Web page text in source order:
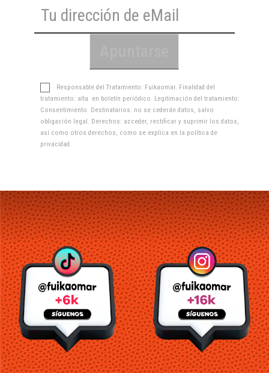
Responsable del Tratamiento: Fuikaomar. Finalidad del
tratamiento: alta en boletín periódico. Legitimación del tratamiento:
Consentimiento. Destinatarios: no se cederán datos, salvo
obligación legal. Derechos: acceder, rectificar y suprimir los datos,
así como otros derechos, como se explica en la política de
privacidad .